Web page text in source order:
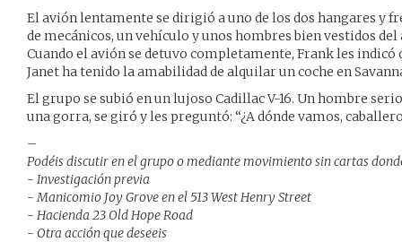
El avión lentamente se dirigió a uno de los dos hangares y
de mecánicos, un vehículo y unos hombres bien vestidos
Cuando el avión se detuvo completamente, Frank les indicó
Janet ha tenido la amabilidad de alquilar un coche en
El grupo se subió en un lujoso Cadillac V-16. Un hombre
una gorra, se giró y les preguntó: “¿A dónde vamos,
–
Podéis discutir en el grupo o mediante movimiento sin cartas
- Investigación previa
- Manicomio Joy Grove en el 513 West Henry Street
- Hacienda 23 Old Hope Road
- Otra acción que deseeis